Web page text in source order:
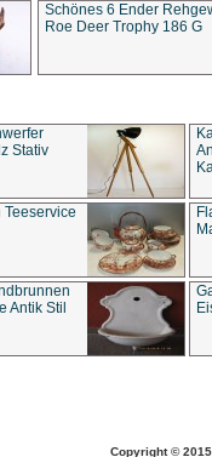
Schönes 6 Ender
Roe Deer Trophy 186 G
Stativ
Antik Stil
Copyright ©